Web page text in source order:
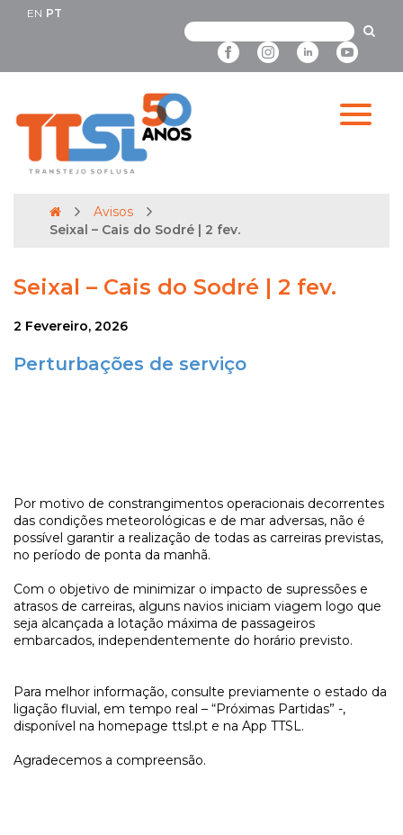
EN PT
Avisos
Seixal – Cais do Sodré | 2 fev.
Seixal – Cais do Sodré | 2 fev.
2 Fevereiro, 2026
Perturbações de serviço
Por motivo de constrangimentos operacionais decorrentes
das condições meteorológicas e de mar adversas, não é
possível garantir a realização de todas as carreiras previstas,
no período de ponta da manhã.
Com o objetivo de minimizar o impacto de supressões e
atrasos de carreiras, alguns navios iniciam viagem logo que
seja alcançada a lotação máxima de passageiros
embarcados, independentemente do horário previsto.
Para melhor informação, consulte previamente o estado da
ligação fluvial, em tempo real – “Próximas Partidas” -,
disponível na homepage ttsl.pt e na App TTSL.
Agradecemos a compreensão.